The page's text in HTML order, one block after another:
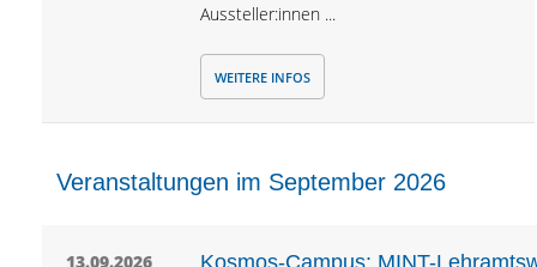
Aussteller:innen ...
WEITERE INFOS
Veranstaltungen im September 2026
13.09.2026